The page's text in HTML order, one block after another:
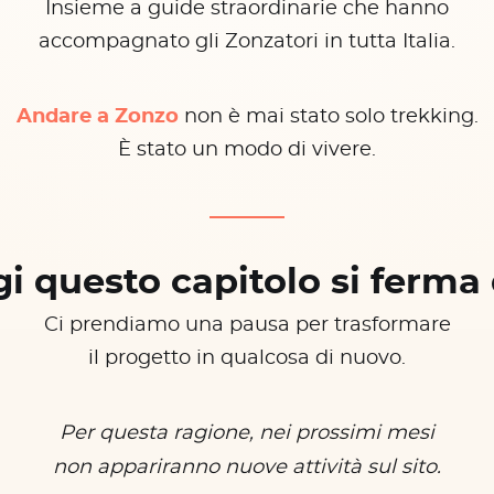
Insieme a guide straordinarie che hanno
accompagnato gli Zonzatori in tutta Italia.
Andare a Zonzonon è mai stato solo trekking.
È stato un modo di vivere.
questo capitolo si ferma
Ci prendiamo una pausa per trasformare
il progetto in qualcosa di nuovo.
Per questa ragione, nei prossimi mesi
non appariranno nuove attività sul sito.